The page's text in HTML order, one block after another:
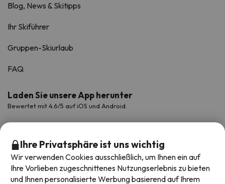
Blog, News & Skitipps
Ihr Skiführer
Gruppen-Skiurlaub
FAQ
Laden Sie unsere App herunter
Bewertet mit 4.6/5 auf iOS und Android.
Ihre Privatsphäre ist uns wichtig
Wir verwenden Cookies ausschließlich, um Ihnen ein auf
Ihre Vorlieben zugeschnittenes Nutzungserlebnis zu bieten
und Ihnen personalisierte Werbung basierend auf Ihrem